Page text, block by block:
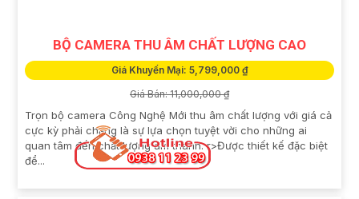
BỘ CAMERA THU ÂM CHẤT LƯỢNG CAO
Giá Khuyến Mại: 5,799,000 ₫
Giá Bán: 11,000,000 ₫
Trọn bộ camera Công Nghệ Mới thu âm chất lượng với giá cả
cực kỳ phải chăng là sự lựa chọn tuyệt vời cho những ai
quan tâm đến chất lượng âm thanh. r>Được thiết kế đặc biệt
để...